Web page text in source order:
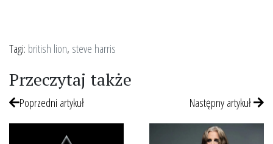
Tagi: british lion, steve harris
Przeczytaj także
Poprzedni artykuł Następny artykuł